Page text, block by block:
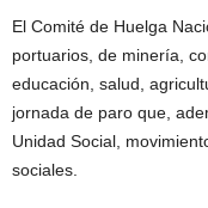
El Comité de Huelga
portuarios, de minería,
educación, salud,
jornada de paro que,
Unidad Social,
sociales.